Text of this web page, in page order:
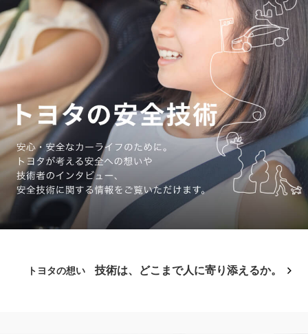
トヨタの想い 技術は、どこまで人に寄り添えるか。